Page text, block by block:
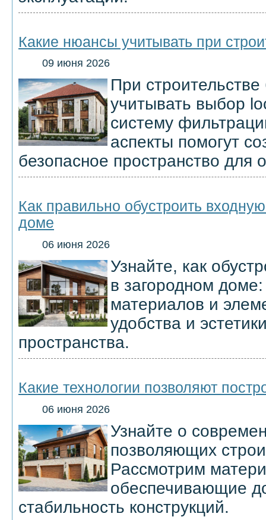
Какие нюансы учитывать при
09 июня 2026
При
учитывать выбор
систему
аспекты помогут
безопасное пространство для
Как правильно обустроить
доме
06 июня 2026
Узнайте, как
в загородном
материалов и
удобства и
пространства.
Какие технологии позволяют
06 июня 2026
Узнайте о
позволяющих
Рассмотрим
обеспечивающие
стабильность конструкций.